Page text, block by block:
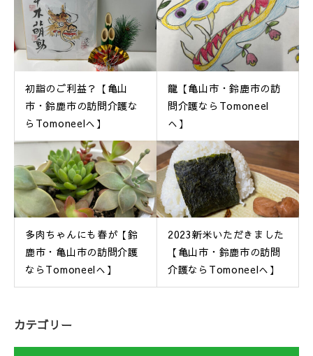
初詣のご利益？【亀山
市・鈴鹿市の訪問介護な
らTomoneelへ】
龍【亀山市・鈴鹿市の訪
問介護ならTomoneel
へ】
多肉ちゃんにも春が【鈴
鹿市・亀山市の訪問介護
ならTomoneelへ】
2023新米いただきました
【亀山市・鈴鹿市の訪問
介護ならTomoneelへ】
カテゴリー